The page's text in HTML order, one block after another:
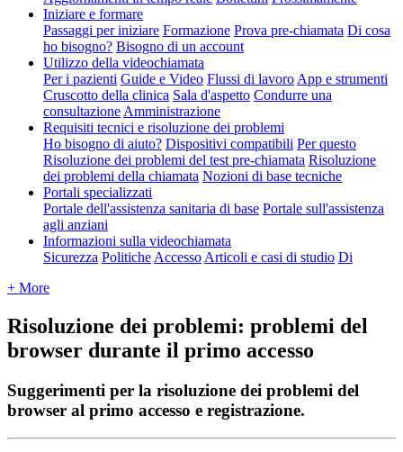
Iniziare e formare
Passaggi per iniziare Formazione Prova pre-chiamata Di cosa
ho bisogno? Bisogno di un account
Utilizzo della videochiamata
Per i pazienti Guide e Video Flussi di lavoro App e strumenti
Cruscotto della clinica Sala d'aspetto Condurre una
consultazione Amministrazione
Requisiti tecnici e risoluzione dei problemi
Ho bisogno di aiuto? Dispositivi compatibili Per questo
Risoluzione dei problemi del test pre-chiamata Risoluzione
dei problemi della chiamata Nozioni di base tecniche
Portali specializzati
Portale dell'assistenza sanitaria di base Portale sull'assistenza
agli anziani
Informazioni sulla videochiamata
Sicurezza Politiche Accesso Articoli e casi di studio Di
+ More
Risoluzione dei problemi: problemi del
browser durante il primo accesso
Suggerimenti per la risoluzione dei problemi del
browser al primo accesso e registrazione.